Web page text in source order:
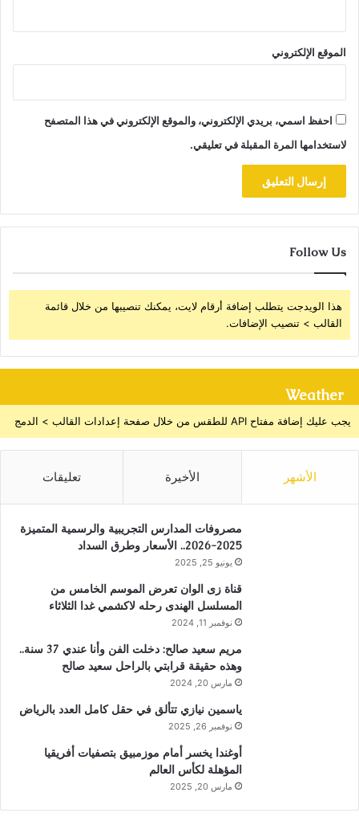
الموقع الإلكتروني
احفظ اسمي، بريدي الإلكتروني، والموقع الإلكتروني في هذا المتصفح
لاستخدامها المرة المقبلة في تعليقي.
Follow Us
هذا الويدجت يتطلب إضافة أرقام لايت، يمكنك تنصيبها من خلال قائمة
القالب > تنصيب الإضافات.
Weather
يجب عليك إضافة مفتاح API للطقس من خلال صفحة إعدادات القالب > الدمج
الأشهر الأخيرة تعليقات
مصروفات المدارس التجريبية والرسمية المتميزة
2025-2026.. الأسعار وطرق السداد
يونيو 25, 2025
قناة زى الوان تعرض الموسم الخامس من
المسلسل الهندى رحله لاكشمي غدا الثلاثاء
نوفمبر 11, 2024
مريم سعيد صالح: دخلت الفن وأنا عندي 37 سنة..
وهذه حقيقة قرابتي بالراحل سعيد صالح
مارس 20, 2024
ياسمين نيازي تتألق في حقل كامل العدد بالرياض
نوفمبر 26, 2025
أوغندا يخسر أمام موزمبيق بتصفيات أفريقيا
المؤهلة لكأس العالم
مارس 20, 2025